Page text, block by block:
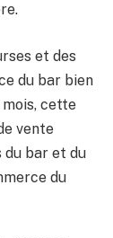
et des
du bar bien
mois, cette
vente
du bar et du
du